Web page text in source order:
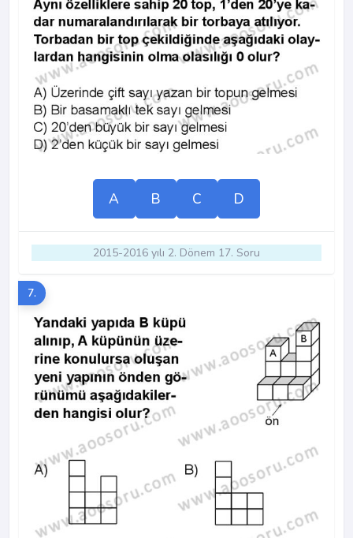
A B C D
2015-2016 yılı 2. Dönem 17. Soru
7.